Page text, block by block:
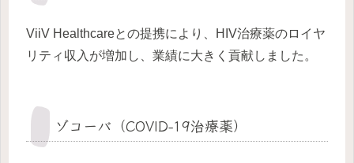
ViiV Healthcareとの提携により、HIV治療薬のロイヤ
リティ収入が増加し、業績に大きく貢献しました。
ゾコーバ（COVID-19治療薬）